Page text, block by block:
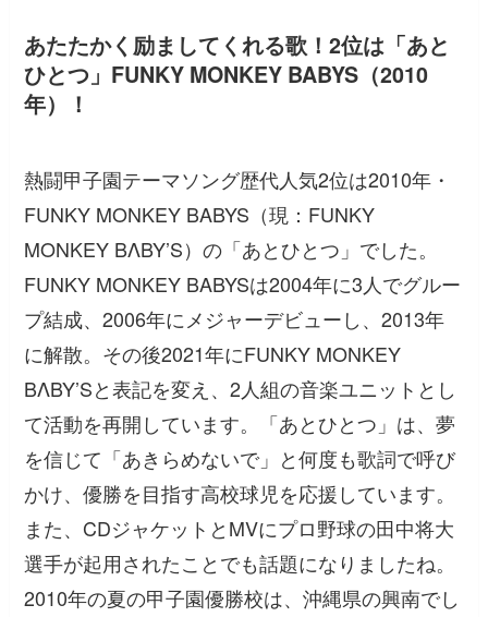
あたたかく励ましてくれる歌！2位は「あと
ひとつ」FUNKY MONKEY BABYS（2010
年）！
熱闘甲子園テーマソング歴代人気2位は2010年・
FUNKY MONKEY BABYS（現：FUNKY
MONKEY BΛBY’S）の「あとひとつ」でした。
FUNKY MONKEY BABYSは2004年に3人でグルー
プ結成、2006年にメジャーデビューし、2013年
に解散。その後2021年にFUNKY MONKEY
BΛBY’Sと表記を変え、2人組の音楽ユニットとし
て活動を再開しています。「あとひとつ」は、夢
を信じて「あきらめないで」と何度も歌詞で呼び
かけ、優勝を目指す高校球児を応援しています。
また、CDジャケットとMVにプロ野球の田中将大
選手が起用されたことでも話題になりましたね。
2010年の夏の甲子園優勝校は、沖縄県の興南でし